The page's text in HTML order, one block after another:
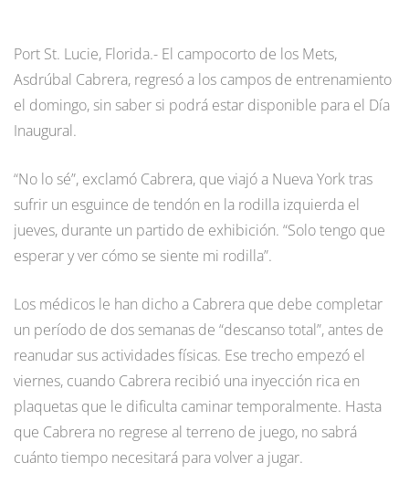
Port St. Lucie, Florida.- El campocorto de los Mets,
Asdrúbal Cabrera, regresó a los campos de entrenamiento
el domingo, sin saber si podrá estar disponible para el Día
Inaugural.
“No lo sé”, exclamó Cabrera, que viajó a Nueva York tras
sufrir un esguince de tendón en la rodilla izquierda el
jueves, durante un partido de exhibición. “Solo tengo que
esperar y ver cómo se siente mi rodilla”.
Los médicos le han dicho a Cabrera que debe completar
un período de dos semanas de “descanso total”, antes de
reanudar sus actividades físicas. Ese trecho empezó el
viernes, cuando Cabrera recibió una inyección rica en
plaquetas que le dificulta caminar temporalmente. Hasta
que Cabrera no regrese al terreno de juego, no sabrá
cuánto tiempo necesitará para volver a jugar.